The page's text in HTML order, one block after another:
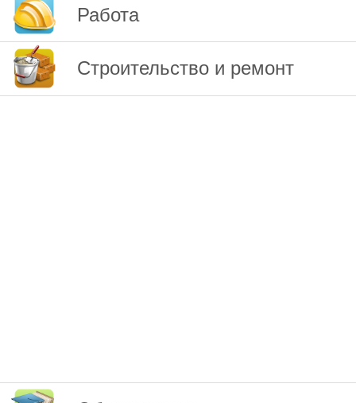
Работа
Строительство и ремонт